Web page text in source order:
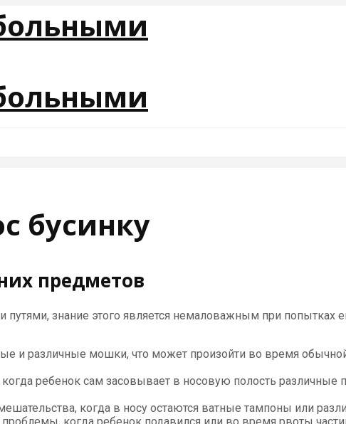
бусинку
предметов
путями, знание этого является немаловажным при
и различные мошки, что может произойти во время
ребенок сам засовывает в носовую полость
когда в носу остаются ватные тампоны или